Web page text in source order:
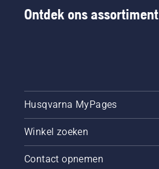
Ontdek ons assortiment
Husqvarna MyPages
Winkel zoeken
Contact opnemen